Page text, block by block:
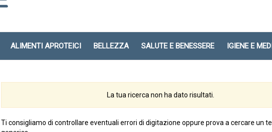
ALIMENTI APROTEICI BELLEZZA SALUTE E BENESSERE IGIENE E
La tua ricerca non ha dato risultati.
Ti consigliamo di controllare eventuali errori di digitazione oppure prova a cercare un